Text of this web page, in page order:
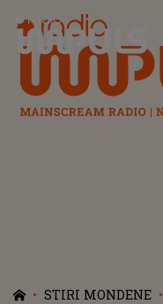
Radio Impuls
STIRI MONDENE